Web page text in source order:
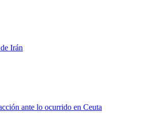
Irán
ante lo ocurrido en Ceuta